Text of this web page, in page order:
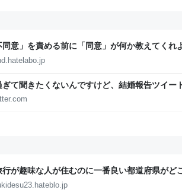
意」を責める前に「同意」が何か教えてくれ
て聞きたくないんですけど、結婚報告ツイー
つ写ってるの何なんですか。仲人の分？
が趣味な人が住むのに一番良い都道府県がど
館